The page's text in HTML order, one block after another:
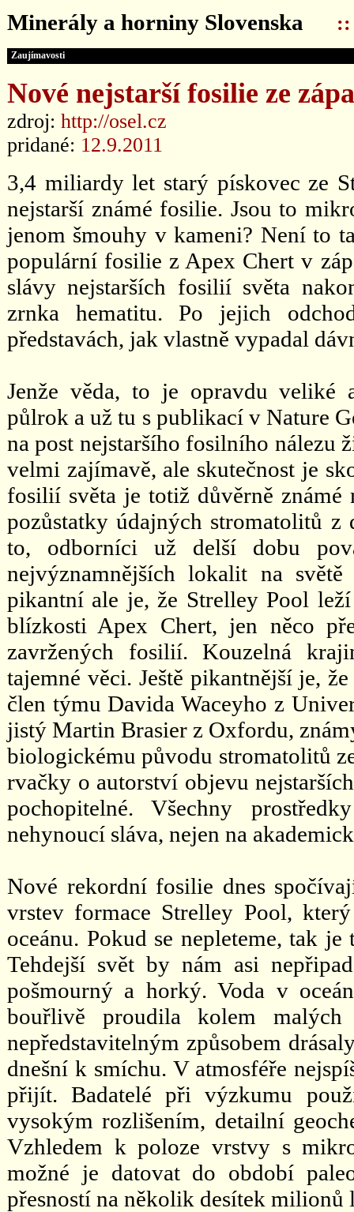
Minerály a horniny Slovenska ::
Zaujímavosti
Nové nejstarší fosilie ze
zdroj: http://osel.cz
pridané: 12.9.2011
3,4 miliardy let starý pískovec ze
nejstarší známé fosilie. Jsou to
jenom šmouhy v kameni? Není to
populární fosilie z Apex Chert v
slávy nejstarších fosilií světa
zrnka hematitu. Po jejich
představách, jak vlastně vypadal
Jenže věda, to je opravdu veliké
půlrok a už tu s publikací v Nature
na post nejstaršího fosilního nálezu
velmi zajímavě, ale skutečnost je
fosilií světa je totiž důvěrně
pozůstatky údajných stromatolitů
to, odborníci už delší dobu
nejvýznamnějších lokalit na
pikantní ale je, že Strelley Pool
blízkosti Apex Chert, jen něco
zavržených fosilií. Kouzelná
tajemné věci. Ještě pikantnější je,
člen týmu Davida Waceyho z
jistý Martin Brasier z Oxfordu,
biologickému původu stromatolitů
rvačky o autorství objevu
pochopitelné. Všechny
nehynoucí sláva, nejen na
Nové rekordní fosilie dnes
vrstev formace Strelley Pool,
oceánu. Pokud se nepleteme, tak
Tehdejší svět by nám asi
pošmourný a horký. Voda v
bouřlivě proudila kolem
nepředstavitelným způsobem
dnešní k smíchu. V atmosféře
přijít. Badatelé při výzkumu
vysokým rozlišením, detailní
Vzhledem k poloze vrstvy s
možné je datovat do období
přesností na několik desítek milionů